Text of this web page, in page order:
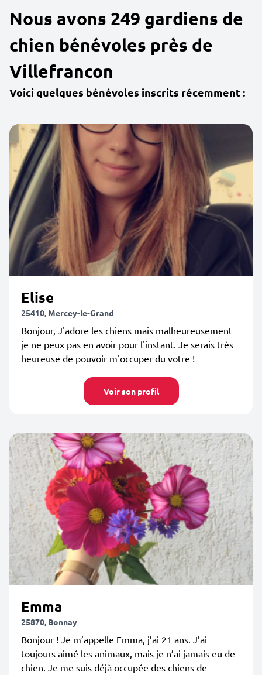
Nous avons 249 gardiens de
chien bénévoles près de
Villefrancon
Voici quelques bénévoles inscrits récemment :
Elise
25410, Mercey-le-Grand
Bonjour, J'adore les chiens mais malheureusement
je ne peux pas en avoir pour l'instant. Je serais très
heureuse de pouvoir m'occuper du votre !
Voir son profil
Emma
25870, Bonnay
Bonjour ! Je m’appelle Emma, j’ai 21 ans. J’ai
toujours aimé les animaux, mais je n’ai jamais eu de
chien. Je me suis déjà occupée des chiens de